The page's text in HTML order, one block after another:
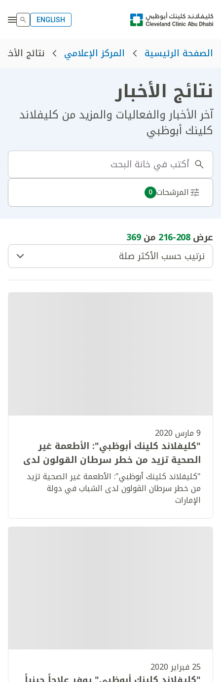
ENGLISH
الصفحة الرئيسية المركز الإعلامي نتائج
نتائج الأخبار
آخر الأخبار والفعاليات والمزيد من كليفلاند
كلينك أبوظبي
المرشحات 0
عرض208
-
216 من369
ترتيب حسب الأكثر صلة
9 مارس 2020
"كليفلاند كلينك أبوظبي": الأطعمة غير
الصحية تزيد من خطر سرطان القولون لدى
الشباب في دولة الإمارات
"كليفلاند كلينك أبوظبي": الأطعمة غير الصحية تزيد
من خطر سرطان القولون لدى الشباب في دولة
الإمارات
25 فبراير 2020